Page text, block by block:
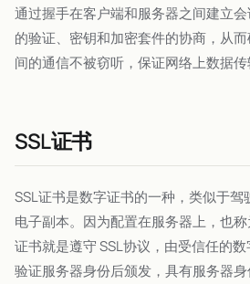
通过握手在客户端和服务器之间建立
的验证、密钥和加密套件的协商，从
间的通信不被窃听，保证网络上数据传
SSL证书
SSL证书是数字证书的一种，类似于
电子副本。因为配置在服务器上，也
证书就是遵守 SSL协议，由受信任的
验证服务器身份后颁发，具有服务器